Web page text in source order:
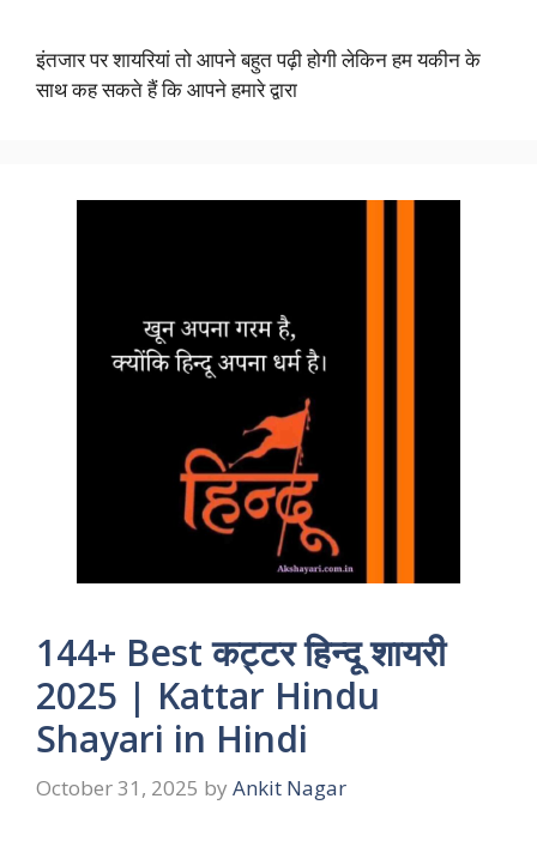
इंतजार पर शायरियां तो आपने बहुत पढ़ी होगी लेकिन हम यकीन के
साथ कह सकते हैं कि आपने हमारे द्वारा
144+ Best कट्टर हिन्दू शायरी
2025 | Kattar Hindu
Shayari in Hindi
October 31, 2025 by Ankit Nagar